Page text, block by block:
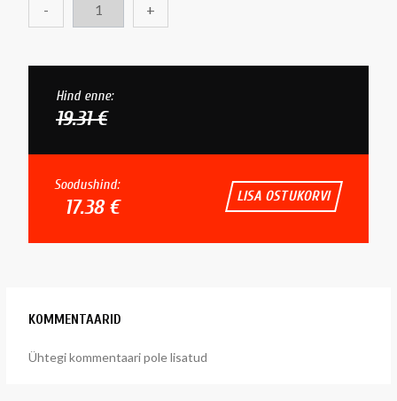
- +
Hind enne:
19.31 €
Soodushind:
17.38 € LISA OSTUKORVI
KOMMENTAARID
Ühtegi kommentaari pole lisatud